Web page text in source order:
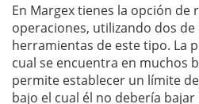
En Margex tienes la opción de
operaciones, utilizando dos
herramientas de este tipo. La
cual se encuentra en muchos
permite establecer un límite
bajo el cual él no debería